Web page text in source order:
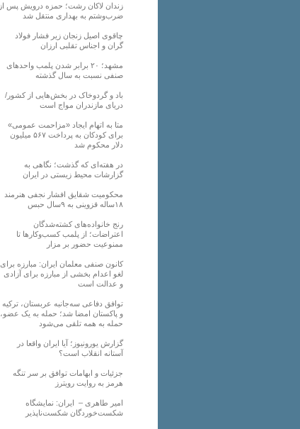
زندان لاکان رشت؛ حمزه درویش پس از
ضرب‌وشتم به بهداری منتقل شد
چاقوی اصیل زنجان زیر فشار فولاد
گران و اجناس تقلبی ارزان
مشهد؛ ۲۰ برابر شدن پلمب واحدهای
صنفی نسبت به سال گذشته
باد و گردوخاک در بخش‌هایی از کشور/
دریای مازندران مواج است
متا به اتهام ایجاد «مزاحمت عمومی»
برای کودکان به پرداخت ۵۶۷ میلیون
دلار محکوم شد
در هفته‌ای که گذشت؛ نگاهی به
گزارشات محیط زیستی در ایران
محکومیت شقایق افشار نجفی هنرمند
۱۸ساله قزوینی به ۹سال حبس
رنج خانواده‌های کشته‌شدگان
اعتراضات؛ از پلمب کسب‌وکارها تا
ممنوعیت حضور بر مزار
کانون صنفی معلمان ایران: مبارزه برای
لغو اعدام بخشی از مبارزه برای آزادی
و عدالت است
توافق دفاعی سه‌جانبه عربستان، ترکیه
و پاکستان امضا شد؛ حمله به یک عضو،
حمله به همه تلقی می‌شود
گزارش یورونیوز؛ آیا ایران واقعا در
آستانه انقلاب است؟
جزئیات و ابهامات توافق بر سر تنگه
هرمز به روایت رویترز
امیر طاهری – ایران: نمایشگاه
شکست‌خوردگان شکست‌ناپذیر